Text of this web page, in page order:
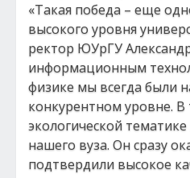
«Такая победа – еще
высокого уровня
ректор ЮУрГУ
информационным
физике мы всегда были
конкурентном уровне. В
экологической
нашего вуза. Он сразу
подтвердили высокое